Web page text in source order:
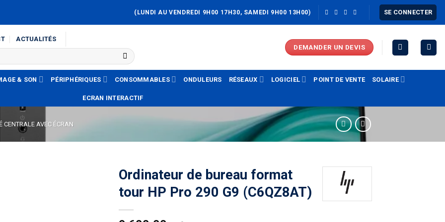
(LUNDI AU VENDREDI 9H00 17H30, SAMEDI 9H00 13H00) SE CONNECTER
ACTUALITÉS
DEMANDER UN DEVIS
& SON PÉRIPHÉRIQUES CONSOMMABLES ONDULEURS RÉSEAUX LOGICIEL POINT DE VENTE SOLAIRE
ECRAN INTERACTIF
CENTRALE AVEC ÉCRAN
Ordinateur de bureau format
tour HP Pro 290 G9 (C6QZ8AT)